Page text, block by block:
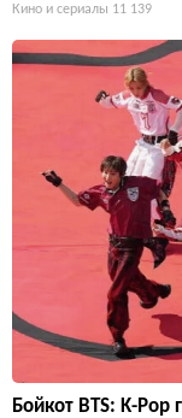
Кино и сериалы 11 139
Бойкот BTS: K-Pop